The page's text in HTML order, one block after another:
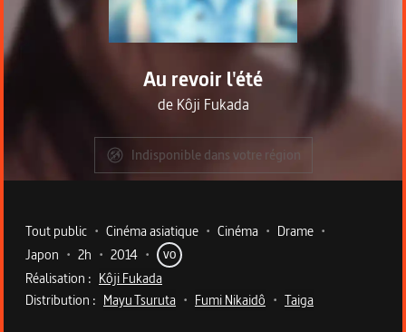
Au revoir l'été
de Kôji Fukada
Indisponible dans votre région
Metadata du programme
Tout public • Cinéma asiatique • Cinéma • Drame •
Japon • 2h • 2014 • VO
Réalisation : Kôji Fukada
Distribution : Mayu Tsuruta • Fumi Nikaidô • Taiga